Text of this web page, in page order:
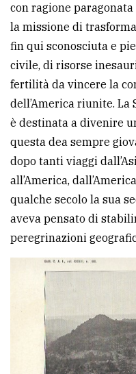
con ragione
la missione di
fin qui sconosciuta e
civile, di risorse
fertilità da vincere la
dell’America riunite.
è destinata a divenire
questa dea sempre
dopo tanti viaggi
all’America,
qualche secolo la sua
aveva pensato di
peregrinazioni